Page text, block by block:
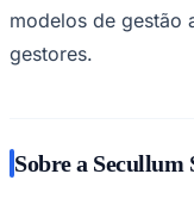
modelos de gestão
gestores.
Sobre a Secullum